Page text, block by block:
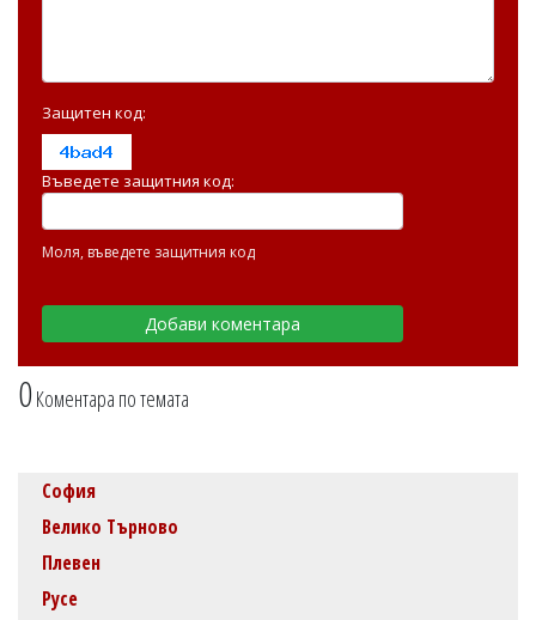
0Коментара по темата
Защитен код:
Въведете защитния код:
Моля, въведете защитния код
София
Велико Търново
Плевен
Русе